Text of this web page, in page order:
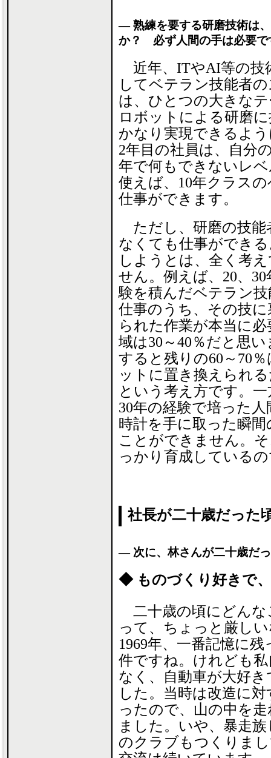
― 熟練を要する研磨技術は
か？ 必ず人間の手は必要で
近年、ITやAI等の技
してベテラン技能者
は、ひとつの大きな
ロボットによる研磨
かなり実現できるよ
2年目の社員は、自分
年で何もできないレ
使えば、10年クラス
仕事ができます。
ただし、研磨の技能
なくても仕事ができ
しようとは、全く考
せん。例えば、20、30
験を積んだベテラン
仕事のうち、その技に
られた作業が本当に必
域は30～40％だと思い
すると残りの60～70
ットに置き換えられ
という考え方です。
30年の経験で培った
時計を手に取った瞬
ことができません。
っかり育成している
社長が二十歳だった
― 次に、林さんが二十歳だ
◆ ものづくり好きで
二十歳の頃にどんな
って、ちょっと厳し
1969年、一番記憶に
件ですね。けれども
なく、自動車が大好
した。当時は改造に
ったので、山の中を
ました。いや、暴走
のクラブもつくりま